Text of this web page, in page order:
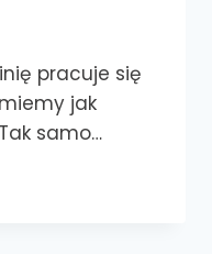
pracuje się
jak
samo…